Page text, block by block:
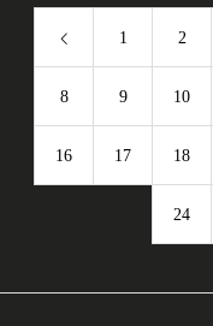
1 2
8 9 10
16 17 18
24